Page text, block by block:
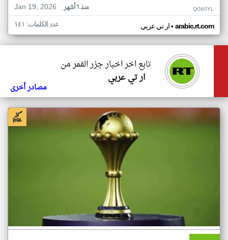
Jan 19, 2026
منذ ٦ أشهر QG60YL
ار تي عربي• arabic.rt.com عدد الكلمات: ١٤١
تابع اخر اخبار جزر القمر من
ار تي عربي
مصادر أخرى